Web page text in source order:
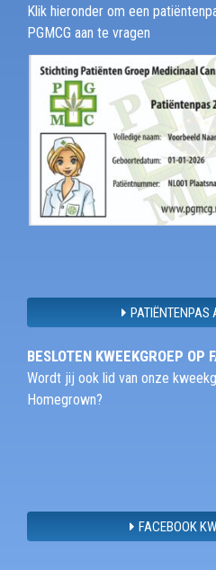
Klik hieronder om een
PGMCG aan te vragen
PATIËNTENPAS
BESLOTEN KWEEKGROEP OP
Wordt jij ook lid van onze
Homegrown?
FACEBOOK